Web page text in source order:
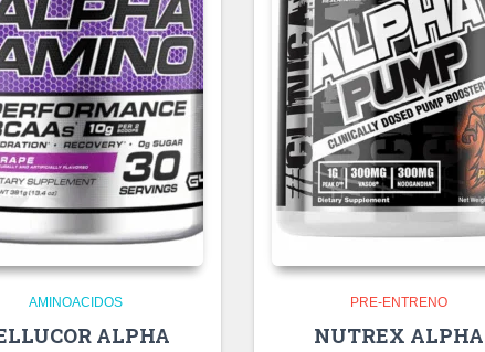
AMINOACIDOS
ALPHA
PRE-ENTRENO
NUTREX ALPHA